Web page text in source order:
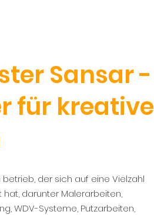
Sansar -
für kreative
der sich auf eine Vielzahl
darunter Malerarbeiten,
WDV-Systeme, Putzarbeiten,